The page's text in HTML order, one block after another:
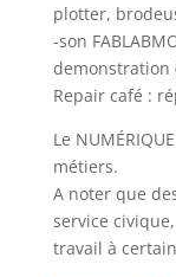
plotter,
-son
demonstration
Repair café :
Le
métiers.
A noter que
service
travail à